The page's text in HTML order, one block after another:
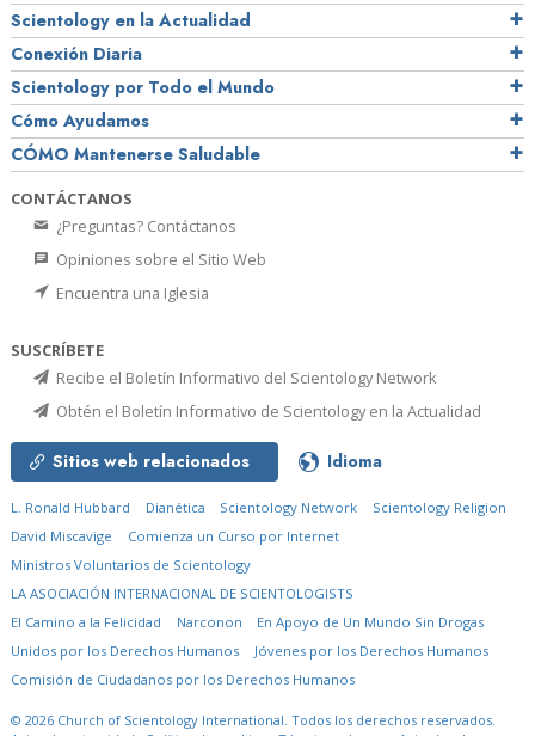
Scientology en la Actualidad
Conexión Diaria
Scientology por Todo el Mundo
Cómo Ayudamos
CÓMO Mantenerse Saludable
CONTÁCTANOS
¿Preguntas? Contáctanos
Opiniones sobre el Sitio Web
Encuentra una Iglesia
SUSCRÍBETE
Recibe el Boletín Informativo del Scientology Network
Obtén el Boletín Informativo de Scientology en la Actualidad
Sitios web relacionados Idioma
L. Ronald Hubbard Dianética Scientology Network
Scientology Religion
David Miscavige
Comienza un Curso por Internet
Ministros Voluntarios de Scientology
LA ASOCIACIÓN INTERNACIONAL DE SCIENTOLOGISTS
El Camino a la Felicidad
Narconon
En Apoyo de Un Mundo Sin Drogas
Unidos por los Derechos Humanos
Jóvenes por los Derechos Humanos
Comisión de Ciudadanos por los Derechos Humanos
© 2026 Church of Scientology International. Todos los derechos reservados.